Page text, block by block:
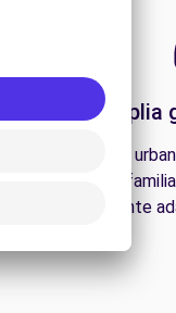
Una
Desde coches
furgonetas
perfectamente